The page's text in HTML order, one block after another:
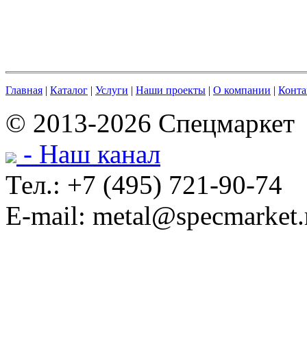
Главная | Каталог | Услуги | Наши проекты | О компании |
© 2013-2026 Спецмаркет
- Наш канал
Тел.: +7 (495) 721-90-74
E-mail: